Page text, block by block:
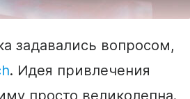
задавались вопросом,
. Идея привлечения
просто великолепна.